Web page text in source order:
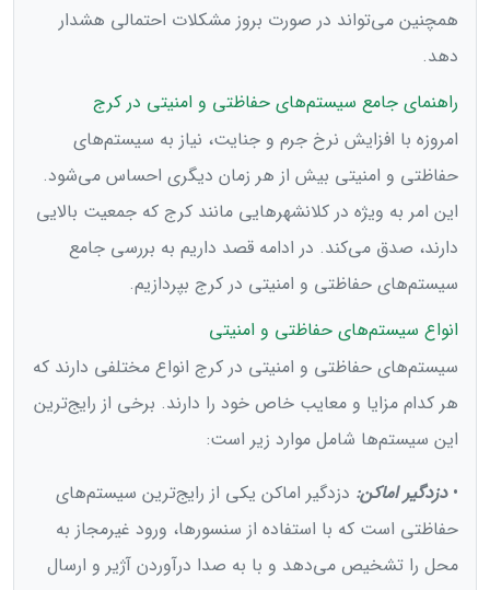
همچنین می‌تواند در صورت بروز مشکلات احتمالی هشدار
دهد.
راهنمای جامع سیستم‌های حفاظتی و امنیتی در کرج
امروزه با افزایش نرخ جرم و جنایت، نیاز به سیستم‌های
حفاظتی و امنیتی بیش از هر زمان دیگری احساس می‌شود.
این امر به ویژه در کلانشهرهایی مانند کرج که جمعیت بالایی
دارند، صدق می‌کند. در ادامه قصد داریم به بررسی جامع
سیستم‌های حفاظتی و امنیتی در کرج بپردازیم.
انواع سیستم‌های حفاظتی و امنیتی
سیستم‌های حفاظتی و امنیتی در کرج انواع مختلفی دارند که
هر کدام مزایا و معایب خاص خود را دارند. برخی از رایج‌ترین
این سیستم‌ها شامل موارد زیر است:
• دزدگیر اماکن: دزدگیر اماکن یکی از رایج‌ترین سیستم‌های
حفاظتی است که با استفاده از سنسورها، ورود غیرمجاز به
محل را تشخیص می‌دهد و با به صدا درآوردن آژیر و ارسال